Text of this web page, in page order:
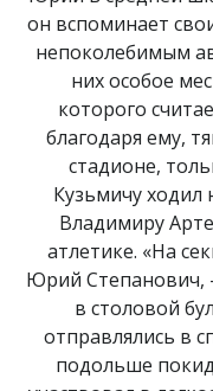
он вспоминает
непоколебимым
них особое
которого
благодаря ему,
стадионе,
Кузьмичу ходил
Владимиру
атлетике. «На
Юрий Степанович,
в столовой
отправлялись в
подольше